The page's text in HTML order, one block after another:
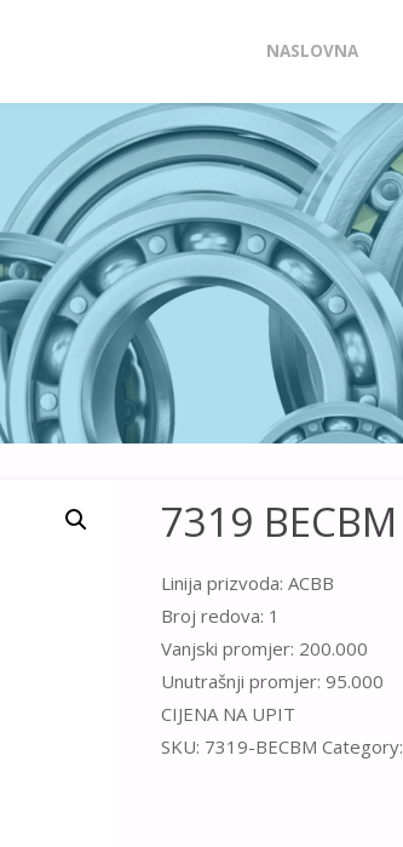
content
NASLOVNA
7319 BECBM
Linija prizvoda: ACBB
Broj redova: 1
Vanjski promjer: 200.000
Unutrašnji promjer: 95.000
CIJENA NA UPIT
SKU: 7319-BECBM Category: